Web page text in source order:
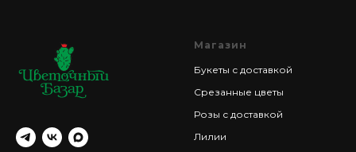
Магазин
Букеты с доставкой
Срезанные цветы
Розы с доставкой
Лилии